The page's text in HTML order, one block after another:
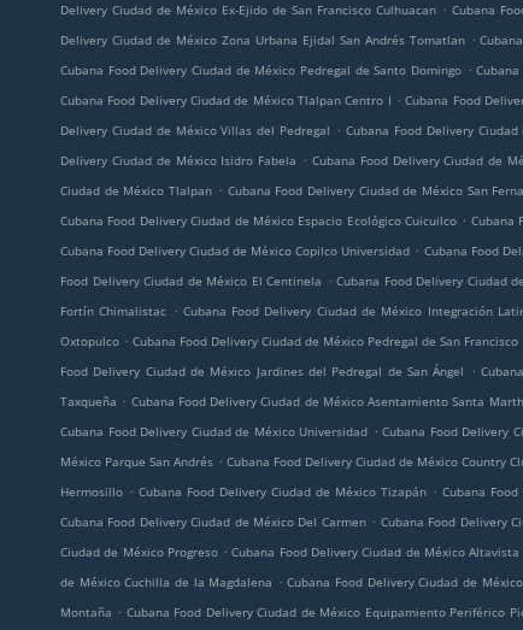
Delivery Ciudad de México Ex-Ejido de San Francisco Culhuacan . Cubana
Delivery Ciudad de México Zona Urbana Ejidal San Andrés Tomatlan .
Cubana Food Delivery Ciudad de México Pedregal de Santo Domingo .
Cubana Food Delivery Ciudad de México Tlalpan Centro I . Cubana Food
Delivery Ciudad de México Villas del Pedregal . Cubana Food Delivery
Delivery Ciudad de México Isidro Fabela . Cubana Food Delivery Ciudad de
Ciudad de México Tlalpan . Cubana Food Delivery Ciudad de México San
Cubana Food Delivery Ciudad de México Espacio Ecológico Cuicuilco . Cubana
Cubana Food Delivery Ciudad de México Copilco Universidad . Cubana Food
Food Delivery Ciudad de México El Centinela . Cubana Food Delivery Ciudad
Fortín Chimalistac . Cubana Food Delivery Ciudad de México Integración
Oxtopulco . Cubana Food Delivery Ciudad de México Pedregal de San Francisco
Food Delivery Ciudad de México Jardines del Pedregal de San Ángel
.
Taxqueña . Cubana Food Delivery Ciudad de México Asentamiento Santa
Cubana Food Delivery Ciudad de México Universidad . Cubana Food Delivery
México Parque San Andrés . Cubana Food Delivery Ciudad de México Country
Hermosillo . Cubana Food Delivery Ciudad de México Tizapán . Cubana
Cubana Food Delivery Ciudad de México Del Carmen . Cubana Food Delivery
Ciudad de México Progreso . Cubana Food Delivery Ciudad de México Altavista
de México Cuchilla de la Magdalena . Cubana Food Delivery Ciudad de
Montaña . Cubana Food Delivery Ciudad de México Equipamiento Periférico